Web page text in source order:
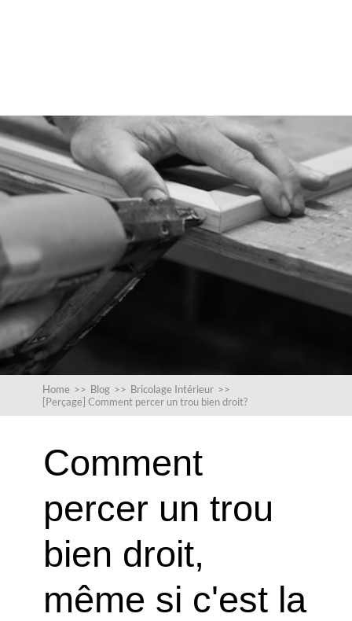
Home >> Blog >> Bricolage Intérieur >>
[Perçage] Comment percer un trou bien droit?
Comment
percer un trou
bien droit,
même si c'est la